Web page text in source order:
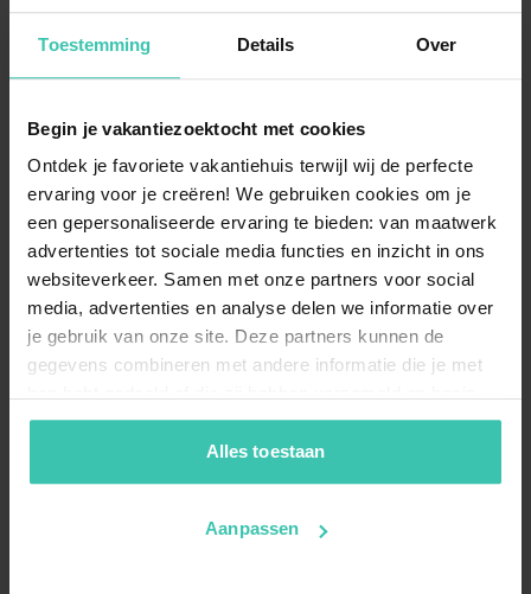
Toestemming Details Over
Begin je vakantiezoektocht met cookies
Ontdek je favoriete vakantiehuis terwijl wij de perfecte
ervaring voor je creëren! We gebruiken cookies om je
een gepersonaliseerde ervaring te bieden: van maatwerk
advertenties tot sociale media functies en inzicht in ons
websiteverkeer. Samen met onze partners voor social
media, advertenties en analyse delen we informatie over
je gebruik van onze site. Deze partners kunnen de
gegevens combineren met andere informatie die je met
van je gebruik van hun diensten. Zo zorgen we ervoor dat
jouw vakantiezoektocht soepel en op maat verloopt!
Alles toestaan
Aanpassen
Sie genießen viel Privatsphäre, oft ergänzt durch einen
eigenen Garten
, was besonders für Familien und
Erholungssuchende attraktiv ist.
Gibt es in Diksmuide Unterkünfte mit
speziellen Wellness-Einrichtungen?
Für besondere Entspannung sorgen Unterkünfte, die
mit einerprivaten Saunaoder einem Kamin
ausgestattet sind. Diese sorgfältig ausgewählten
Häuser bieten Ihnen nach einem Tag an der frischen
Luft den perfekten Rückzugsort mit gehobenem
Komfort.
Kann ich meinen Hund mit in ein Ferienhaus
Unterkünfte, in denen Ihr Vierbeiner willkommen ist.